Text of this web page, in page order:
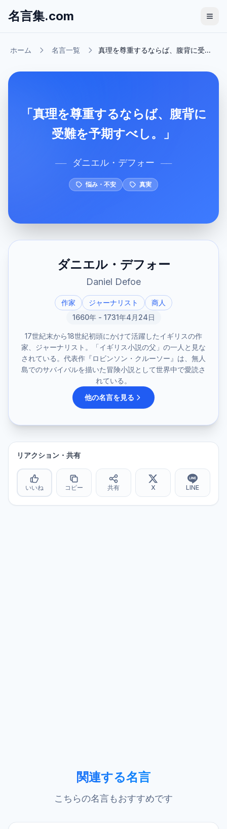
名言集.com
ホーム 名言一覧 真理を尊重するならば、腹背に受...
「真理を尊重するならば、腹背に
受難を予期すべし。」
── ダニエル・デフォー ──
悩み・不安 真実
ダニエル・デフォー
Daniel Defoe
作家 ジャーナリスト
商人
1660年 - 1731年4月24日
17世紀末から18世紀初頭にかけて活躍したイギリスの作
家、ジャーナリスト。「イギリス小説の父」の一人と見な
されている。代表作『ロビンソン・クルーソー』は、無人
島でのサバイバルを描いた冒険小説として世界中で愛読さ
れている。
他の名言を見る
リアクション・共有
いいね コピー 共有 X LINE
関連する名言
こちらの名言もおすすめです